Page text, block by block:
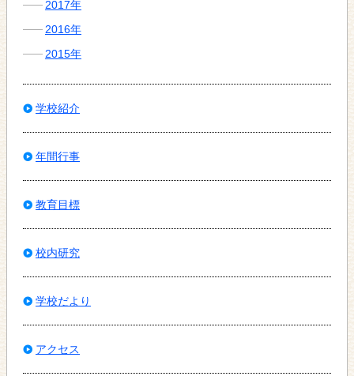
2017年
2016年
2015年
学校紹介
年間行事
教育目標
校内研究
学校だより
アクセス